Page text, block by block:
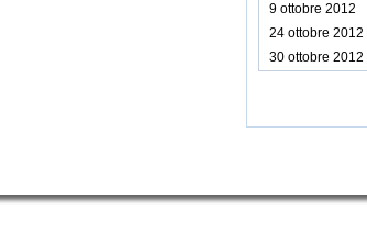
9 ottobre 2012
24 ottobre 2012
30 ottobre 2012